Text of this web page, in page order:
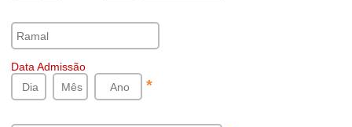
Data Admissão
*